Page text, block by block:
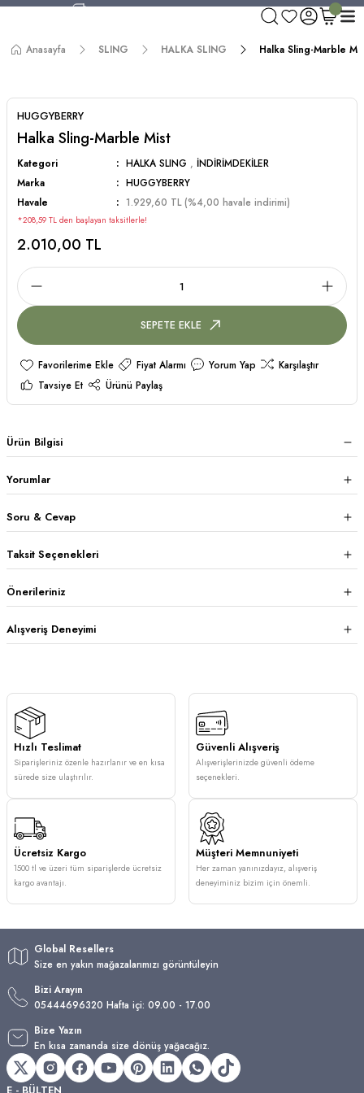
750 TL ve Üzeri Alışverişlerde Kargo Bedava!
Worldwide Shipping!
Anasayfa SLING HALKA SLING Halka Sling-Marble
HUGGYBERRY
Halka Sling-Marble Mist
Kategori HALKA SLING , İNDİRİMDEKİLER
Marka
HUGGYBERRY
Havale
1.929,60 TL (%4,00 havale indirimi)
*208,59 TL den başlayan taksitlerle!
2.010,00 TL
SEPETE EKLE
Fiyat Alarmı Yorum Yap
Karşılaştır
Tavsiye Et
Ürünü Paylaş
Ürün Bilgisi
Yorumlar
Soru & Cevap
Taksit Seçenekleri
Önerileriniz
Alışveriş Deneyimi
Hızlı Teslimat
Siparişleriniz özenle hazırlanır ve en kısa
sürede size ulaştırılır.
Güvenli Alışveriş
Alışverişlerinizde güvenli ödeme
seçenekleri.
Ücretsiz Kargo
1500 tl ve üzeri tüm siparişlerde ücretsiz
kargo avantajı.
Müşteri Memnuniyeti
Her zaman yanınızdayız, alışveriş
deneyiminiz bizim için önemli.
Global Resellers
Size en yakın mağazalarımızı görüntüleyin
Bizi Arayın
05444696320 Hafta içi: 09.00 - 17.00
Bize Yazın
En kısa zamanda size dönüş yağacağız.